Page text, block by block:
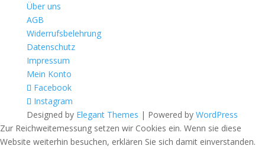
Über uns
AGB
Widerrufsbelehrung
Datenschutz
Impressum
Mein Konto
Facebook
Instagram
Designed by Elegant Themes | Powered by WordPress
Zur Reichweitemessung setzen wir Cookies ein. Wenn sie diese
Website weiterhin besuchen, erklären Sie sich damit einverstanden.